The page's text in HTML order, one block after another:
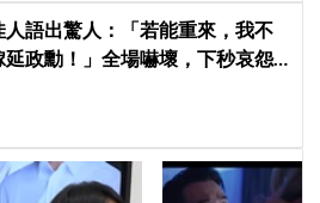
人語出驚人：「若能重來，我不
延政勳！」全場嚇壞，下秒哀怨